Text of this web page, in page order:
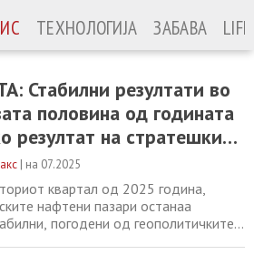
ТЕХНОЛОГИЈА ЗАБАВА
Стабилни резултати во
половина од годината
резултат на стратешкиот
одговор на
на енергетскиот
| на 07.2025
квартал од 2025 година,
нафтени пазари останаа
погодени од геополитичките